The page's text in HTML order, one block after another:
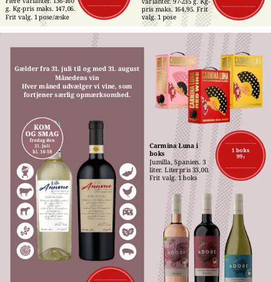
g. Kg-pris maks. 147,06.
Frit valg. 1 pose/æske
pris maks. 164,95. Frit
valg. 1 pose
1 boks
99,-
Carmina Luna i
boks
Jumilla, Spanien. 3
liter. Literpris 33,00.
Frit valg. 1 boks
Gælder fra 31. juli til og med 31. august
Månedens vin
Hver måned udvælger vi vine, som
fortjener særlig opmærksomhed.